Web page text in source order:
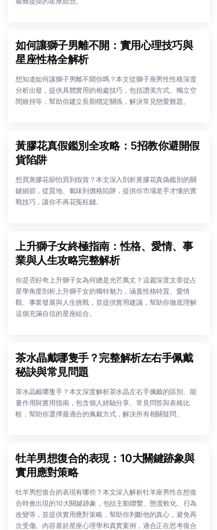
如何讓獅子男離不開：實用心理技巧與
星座性格全解析
想知道如何讓獅子男離不開你嗎？本文從獅子座男性性格深度
分析出發，提供具體實用的相處技巧，包括讚美方式、獨立空
間維持等，幫助你建立長期穩定關係，解決常見戀愛難題。
黃膠花真假鑑別全攻略：5招教你避開假
貨陷阱
想買黃膠花卻怕買到假貨？本文深入剖析黃膠花真偽鑑別的關
鍵細節，從質地、氣味到價格陷阱，提供你市場老手才懂的實
戰技巧，讓你不再花冤枉錢。
上升獅子女終極指南：性格、愛情、事
業與人生攻略完整解析
你是否好奇上升獅子女為何總是光芒萬丈？這篇深度文章從占
星學角度剖析上升獅子女的獨特魅力，涵蓋性格特質、愛情
觀、事業發展與人生挑戰，並提供實用建議，幫助你徹底理解
這個充滿自信的星座組合。
茶水晶戴哪隻手？完整解析左右手佩戴
秘訣與常見問題
茶水晶戴哪隻手？本文深度解析茶水晶左右手佩戴的區別、能
量作用與實用指南，包含個人經驗分享、常見問答與表格比
較，幫助你選擇最適合的佩戴方式，解決所有相關疑問。
牡羊男想復合的表現：10大關鍵跡象與
實用應對策略
牡羊男想復合的表現有哪些？本文深入解析牡羊座男性在想復
合時會出現的10大關鍵跡象，包括主動聯繫、態度軟化、行為
改變等，並提供實用應對策略，幫助你判斷他的真心，避免再
次受傷。內容基於星座心理學和真實案例，適合正在思考復合